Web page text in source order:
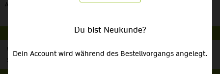
Artikel-Nr.: VL87
Weiße Tischvasen Verpackungseinheit: je 10 Stück Preise
sind Saison- und...
Du bist Neukunde?
Dein Account wird während des Bestellvorgangs angelegt.